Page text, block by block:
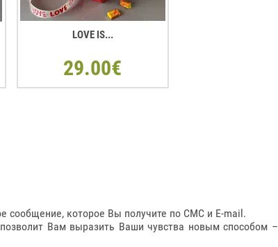
LOVE IS...
29.00€
сообщение, которое Вы получите по СМС и E-mail.
Вам выразить Ваши чувства новым способом –